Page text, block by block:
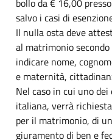
salvo i casi di
Il nulla osta deve
al matrimonio
indicare nome,
e maternità,
Nel caso in cui uno
italiana, verrà
per il matrimonio, di
giuramento di ben e